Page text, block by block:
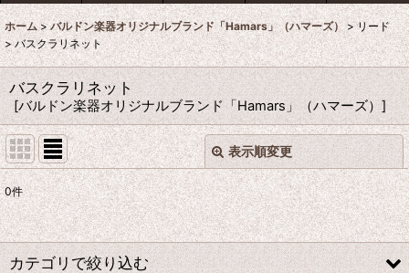
ホーム > バルドン楽器オリジナルブランド「Hamars」（ハマーズ） > リード
> バスクラリネット
バスクラリネット
[バルドン楽器オリジナルブランド「Hamars」（ハマーズ）]
表示順変更
表示数:
並び順:
閉じる
0件
カテゴリで絞り込む